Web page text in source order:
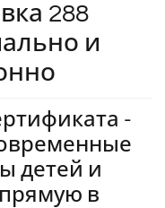
288
и
-
детей и
в